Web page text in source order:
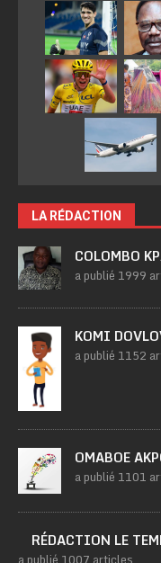
LA RÉDACTION
COLOMBO
a publié 1999
KOMI
a publié 1152
OMABOE
a publié 1101
RÉDACTION LE